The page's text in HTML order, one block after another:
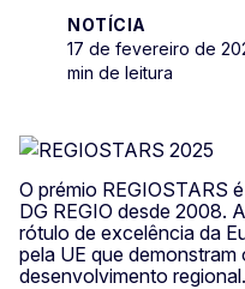
NOTÍCIA
17 de fevereiro de
min de leitura
O prémio REGIOSTARS
DG REGIO desde 2008.
rótulo de excelência da
pela UE que
desenvolvimento regional.